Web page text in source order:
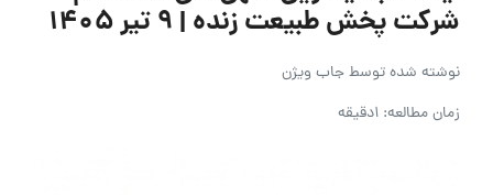
شرکت پخش طبیعت زنده | ۹ تیر ۱۴۰۵
نوشته شده توسطجاب ویژن
زمان مطالعه: 1دقیقه